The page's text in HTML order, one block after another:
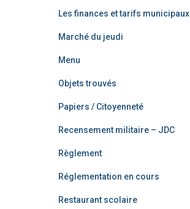
Les finances et tarifs municipaux
Marché du jeudi
Menu
Objets trouvés
Papiers / Citoyenneté
Recensement militaire – JDC
Règlement
Réglementation en cours
Restaurant scolaire